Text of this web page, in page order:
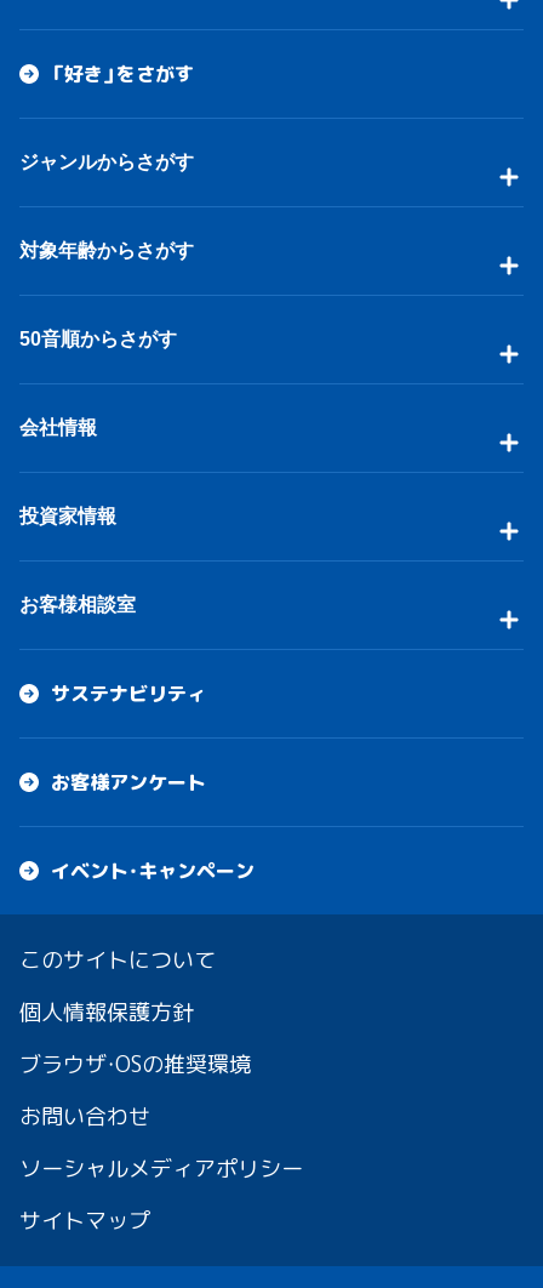
「好き」をさがす
ジャンルからさがす
対象年齢からさがす
50音順からさがす
会社情報
投資家情報
お客様相談室
サステナビリティ
お客様アンケート
イベント・キャンペーン
このサイトについて
個人情報保護方針
ブラウザ・OSの推奨環境
お問い合わせ
ソーシャルメディアポリシー
サイトマップ